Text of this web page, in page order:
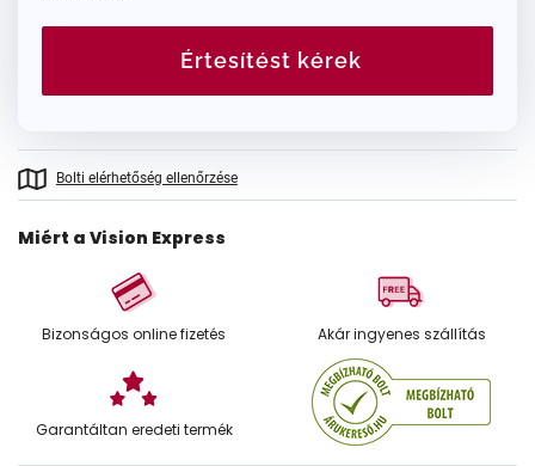
Értesítést kérek
Bolti elérhetőség ellenőrzése
Miért a Vision Express
Bizonságos online fizetés Akár ingyenes szállítás
Garantáltan eredeti termék